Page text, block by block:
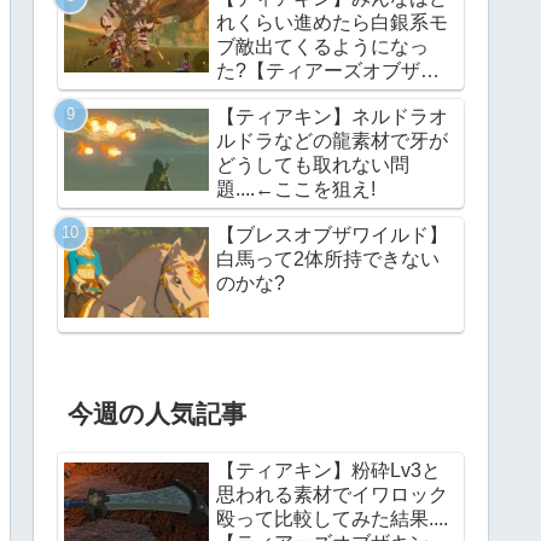
れくらい進めたら白銀系モ
ブ敵出てくるようになっ
た?【ティアーズオブザキ
ングダム】
【ティアキン】ネルドラオ
ルドラなどの龍素材で牙が
どうしても取れない問
題....←ここを狙え!
【ブレスオブザワイルド】
白馬って2体所持できない
のかな?
今週の人気記事
【ティアキン】粉砕Lv3と
思われる素材でイワロック
殴って比較してみた結果....